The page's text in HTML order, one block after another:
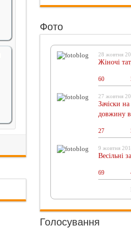
Фото
28 жовтня
Жіночі
60
27 жовтня
Зачіски
довжину
27
9 жовтня
Весільні
69
Голосування